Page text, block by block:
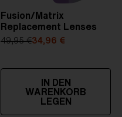
Fusion/Matrix
Replacement Lenses
49,95 €34,96 €
IN DEN
WARENKORB
LEGEN